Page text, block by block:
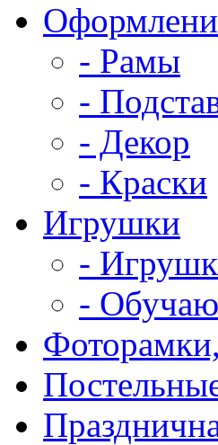
- Рамы
-
- Декор
- Краски
Игрушки
-
-